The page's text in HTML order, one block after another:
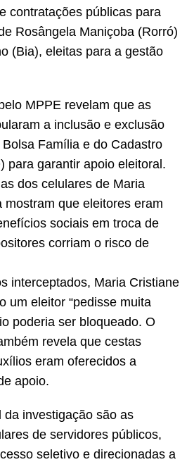
contratações públicas para
Rosângela Maniçoba (Rorró)
(Bia), eleitas para a gestão
MPPE revelam que as
a inclusão e exclusão
Família e do Cadastro
para garantir apoio eleitoral.
dos celulares de Maria
mostram que eleitores eram
sociais em troca de
corriam o risco de
interceptados, Maria Cristiane
um eleitor “pedisse muita
poderia ser bloqueado. O
revela que cestas
eram oferecidos a
apoio.
da investigação são as
de servidores públicos,
seletivo e direcionadas a